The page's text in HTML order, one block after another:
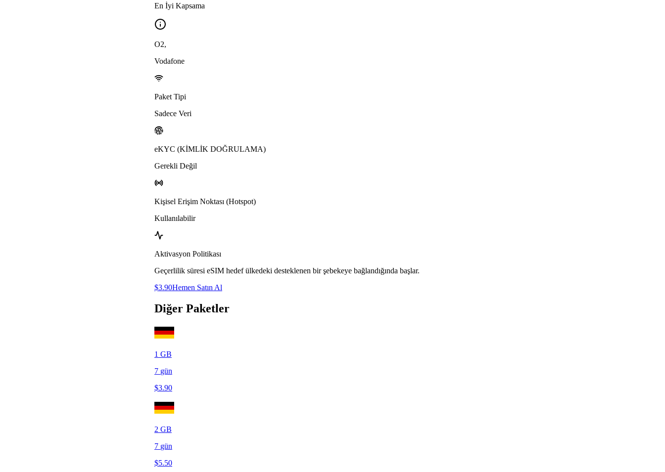
En İyi Kapsama
O2,
Vodafone
Paket Tipi
Sadece Veri
eKYC (KİMLİK DOĞRULAMA)
Gerekli Değil
Kişisel Erişim Noktası (Hotspot)
Kullanılabilir
Aktivasyon Politikası
Geçerlilik süresi eSIM hedef ülkedeki desteklenen bir şebekeye bağlandığında başlar.
$3.90Hemen Satın Al
Diğer Paketler
1 GB
7 gün
$3.90
2 GB
7 gün
$5.50